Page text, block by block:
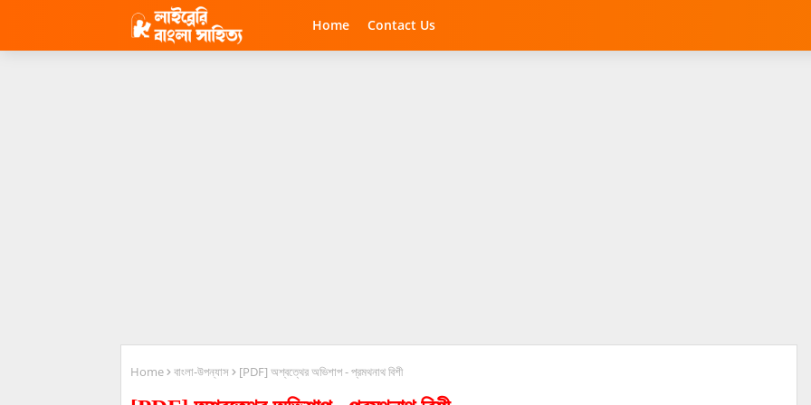
Home Contact Us
Home বাংলা-উপন্যাস [PDF] অশ্বত্থের অভিশাপ - প্রমথনাথ বিশী